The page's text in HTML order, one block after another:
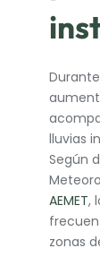
lluvias
Según
AEMET,
zonas